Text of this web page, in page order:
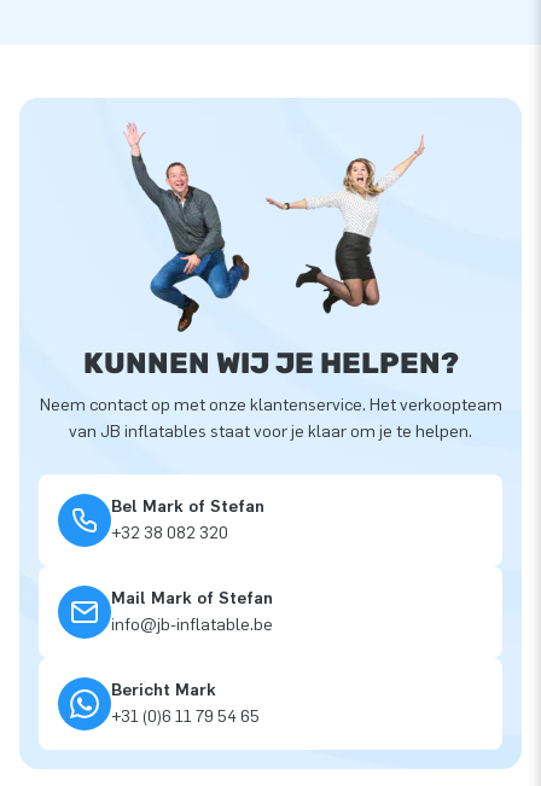
KUNNEN WIJ JE HELPEN?
Neem contact op met onze klantenservice. Het verkoopteam
van JB inflatables staat voor je klaar om je te helpen.
Bel Mark of Stefan
+32 38 082 320
Mail Mark of Stefan
info@jb-inflatable.be
Bericht Mark
+31 (0)6 11 79 54 65